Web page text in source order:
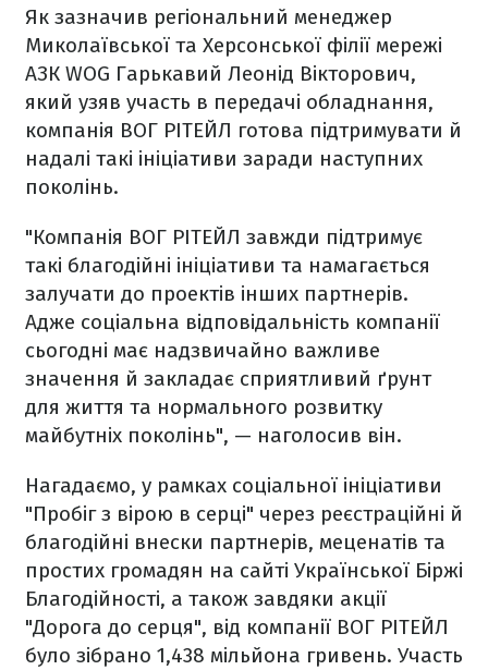
Як зазначив регіональний менеджер
Миколаївської та Херсонської філії мережі
АЗК WOG Гарькавий Леонід Вікторович,
який узяв участь в передачі обладнання,
компанія ВОГ РІТЕЙЛ готова підтримувати й
надалі такі ініціативи заради наступних
поколінь.
"Компанія ВОГ РІТЕЙЛ завжди підтримує
такі благодійні ініціативи та намагається
залучати до проектів інших партнерів.
Адже соціальна відповідальність компанії
сьогодні має надзвичайно важливе
значення й закладає сприятливий ґрунт
для життя та нормального розвитку
майбутніх поколінь", — наголосив він.
Нагадаємо, у рамках соціальної ініціативи
"Пробіг з вірою в серці" через реєстраційні й
благодійні внески партнерів, меценатів та
простих громадян на сайті Української Біржі
Благодійності, а також завдяки акції
"Дорога до серця", від компанії ВОГ РІТЕЙЛ
було зібрано 1,438 мільйона гривень. Участь